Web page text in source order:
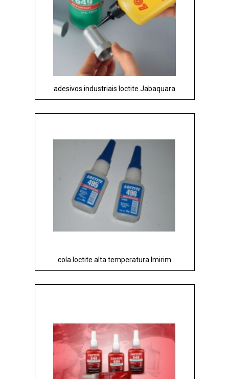
adesivos industriais loctite Jabaquara
cola loctite alta temperatura Imirim